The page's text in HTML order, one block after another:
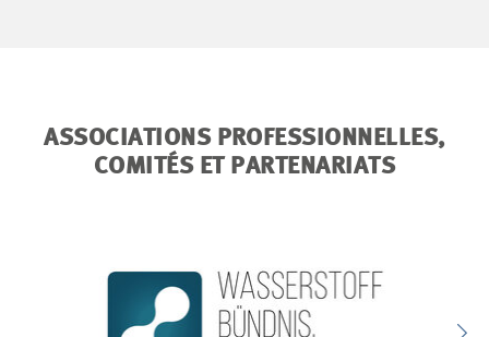
ASSOCIATIONS PROFESSIONNELLES,
COMITÉS ET PARTENARIATS